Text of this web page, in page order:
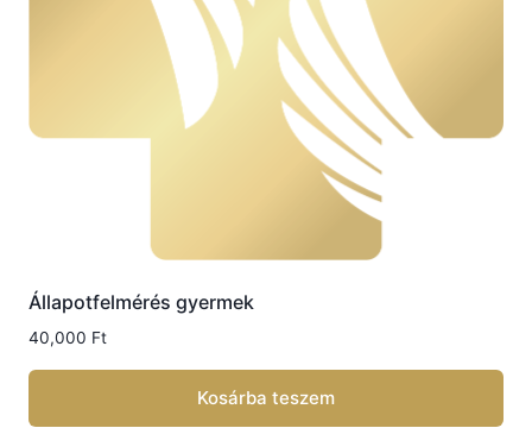
Állapotfelmérés gyermek
40,000 Ft
Kosárba teszem